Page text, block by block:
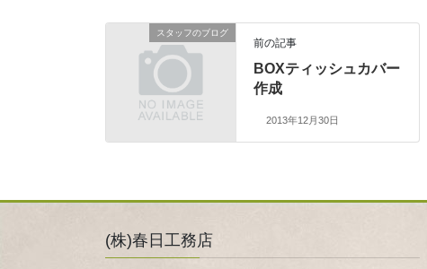
スタッフのブログ
前の記事
BOXティッシュカバー
作成
2013年12月30日
(株)春日工務店